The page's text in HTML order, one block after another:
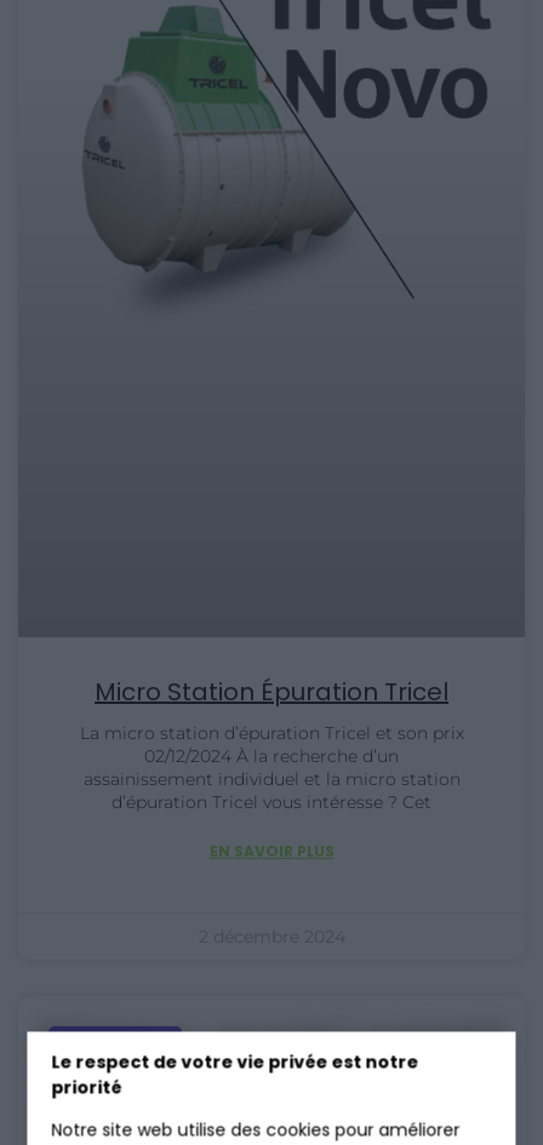
Le respect de votre vie privée est notre
priorité
Notre site web utilise des cookies pour améliorer
Micro Station Épuration Tricel
La micro station d’épuration Tricel et son prix
02/12/2024 À la recherche d’un
assainissement individuel et la micro station
d’épuration Tricel vous intéresse ? Cet
EN SAVOIR PLUS
2 décembre 2024